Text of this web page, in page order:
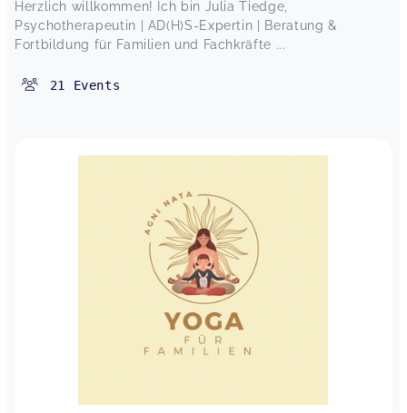
Herzlich willkommen! Ich bin Julia Tiedge,
Psychotherapeutin | AD(H)S-Expertin | Beratung &
Fortbildung für Familien und Fachkräfte ...
21 Events